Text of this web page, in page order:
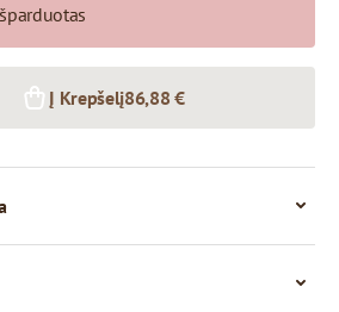
Į Krepšelį86,88 €